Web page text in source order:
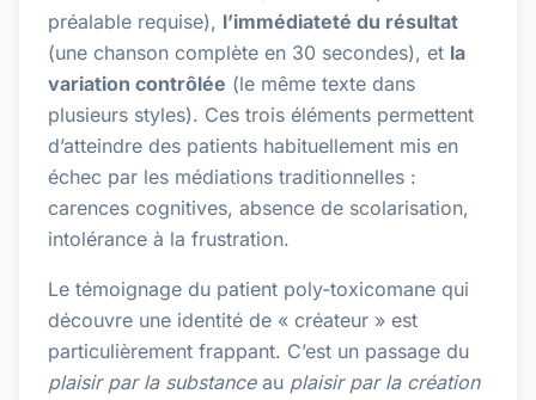
préalable requise), l’immédiateté du résultat
(une chanson complète en 30 secondes), et la
variation contrôlée (le même texte dans
plusieurs styles). Ces trois éléments permettent
d’atteindre des patients habituellement mis en
échec par les médiations traditionnelles :
carences cognitives, absence de scolarisation,
intolérance à la frustration.
Le témoignage du patient poly-toxicomane qui
découvre une identité de « créateur » est
particulièrement frappant. C’est un passage du
plaisir par la substanceau plaisir par la création